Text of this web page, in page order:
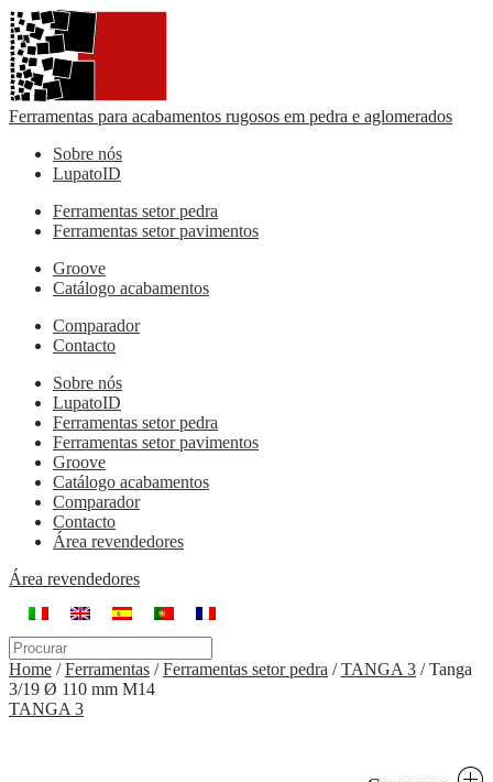
Ferramentas para acabamentos rugosos em pedra e aglomerados
Sobre nós
LupatoID
Ferramentas setor pedra
Ferramentas setor pavimentos
Groove
Catálogo acabamentos
Comparador
Contacto
Sobre nós
LupatoID
Ferramentas setor pedra
Ferramentas setor pavimentos
Groove
Catálogo acabamentos
Comparador
Contacto
Área revendedores
Área revendedores
Home /Ferramentas /Ferramentas setor pedra /TANGA 3 /Tanga
3/19 Ø 110 mm M14
TANGA 3